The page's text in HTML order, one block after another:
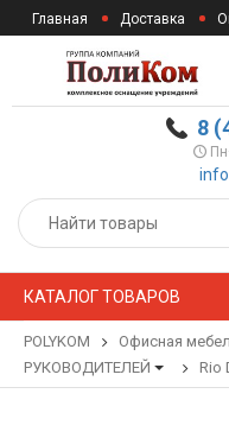
Главная Доставка
8
КАТАЛОГ ТОВАРОВ
POLYKOM Офисная
РУКОВОДИТЕЛЕЙ
Rio